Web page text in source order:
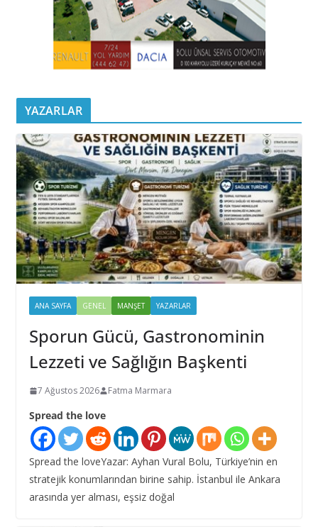
YAZARLAR
ANA SAYFA GENEL MANŞET YAZARLAR
Sporun Gücü, Gastronominin
Lezzeti ve Sağlığın Başkenti
7 Ağustos 2026 Fatma Marmara
Spread the love
Spread the loveYazar: Ayhan Vural Bolu, Türkiye’nin en
stratejik konumlarından birine sahip. İstanbul ile Ankara
arasında yer alması, eşsiz doğal